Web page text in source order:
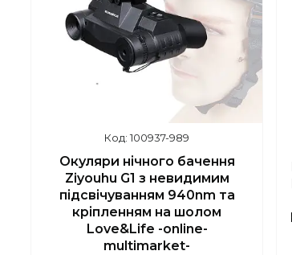
100937-989
Окуляри нічного бачення
Ziyouhu G1 з невидимим
підсвічуванням 940nm та
кріпленням на шолом
Love&Life -online-
multimarket-